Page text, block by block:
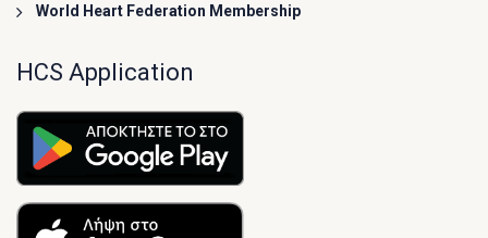
World Heart Federation Membership
HCS Application